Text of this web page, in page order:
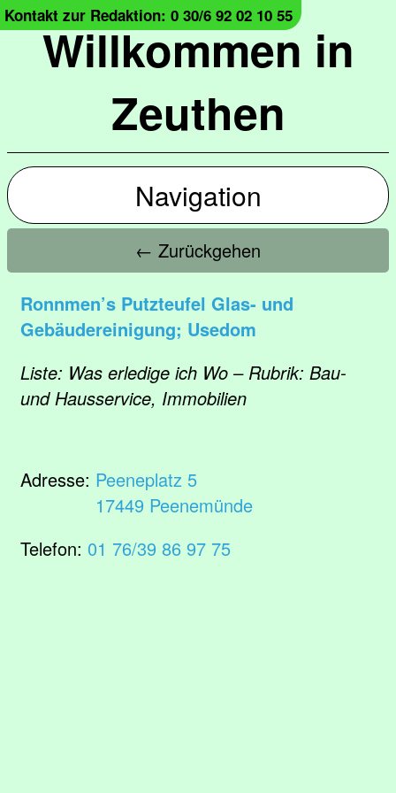
Willkommen in
Zeuthen
Kontakt zur Redaktion: 0 30/6 92 02 10 55
Navigation
← Zurückgehen
Ronnmen’s Putzteufel Glas- und
Gebäudereinigung; Usedom
Liste: Was erledige ich Wo – Rubrik: Bau-
und Hausservice, Immobilien
Adresse: Peeneplatz 5
17449 Peenemünde
Telefon: 01 76/39 86 97 75